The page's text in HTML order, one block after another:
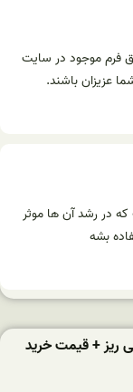
فرم موجود در سایت
عزیزان باشند.
در رشد آن ها موثر
بشه
ریز + قیمت خرید